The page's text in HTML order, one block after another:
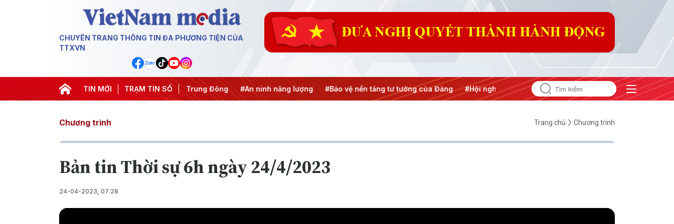
CHUYÊN TRANG THÔNG TIN ĐA PHƯƠNG TIỆN CỦA
TTXVN
TIN MỚI TRẠM TIN SỐ
#Chống khai thác IUU #Căng thẳng Trung Đông #An ninh năng lượng #Bảo vệ nền tảng tư tưởng của Đảng #Hội nghị Trung ương 3
Chương trình Trang chủ Chương trình
Bản tin Thời sự 6h ngày 24/4/2023
24-04-2023, 07:28